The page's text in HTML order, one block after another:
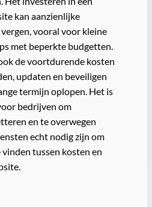
kan aanzienlijke
vooral voor kleine
met beperkte budgetten.
de voortdurende kosten
updaten en beveiligen
termijn oplopen. Het is
bedrijven om
en te overwegen
echt nodig zijn om
vinden tussen kosten en